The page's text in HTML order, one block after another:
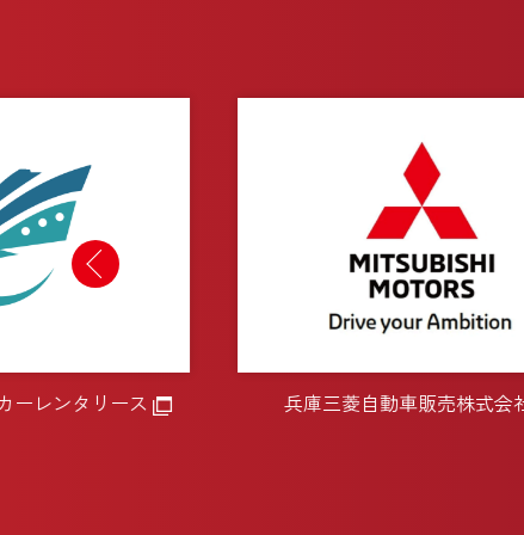
ンタリース 兵庫三菱自動車販売株式会社